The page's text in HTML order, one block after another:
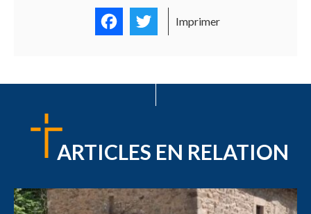
FacebookTwitter
Imprimer
ARTICLES EN RELATION